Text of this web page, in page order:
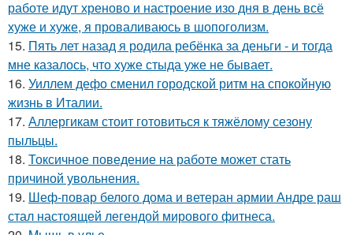
работе идут хреново и настроение изо дня в день всё
хуже и хуже, я проваливаюсь в шопоголизм.
15. Пять лет назад я родила ребёнка за деньги - и тогда
мне казалось, что хуже стыда уже не бывает.
16. Уиллем дефо сменил городской ритм на спокойную
жизнь в Италии.
17. Аллергикам стоит готовиться к тяжёлому сезону
пыльцы.
18. Токсичное поведение на работе может стать
причиной увольнения.
19. Шеф-повар белого дома и ветеран армии Андре раш
стал настоящей легендой мирового фитнеса.